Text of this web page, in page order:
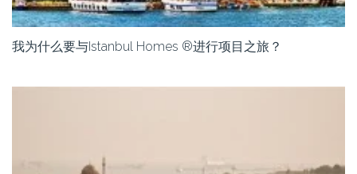
我为什么要与Istanbul Homes ®进行项目之旅？